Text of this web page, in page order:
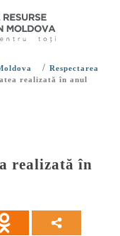
/ Respectarea
realizată în anul
realizată în